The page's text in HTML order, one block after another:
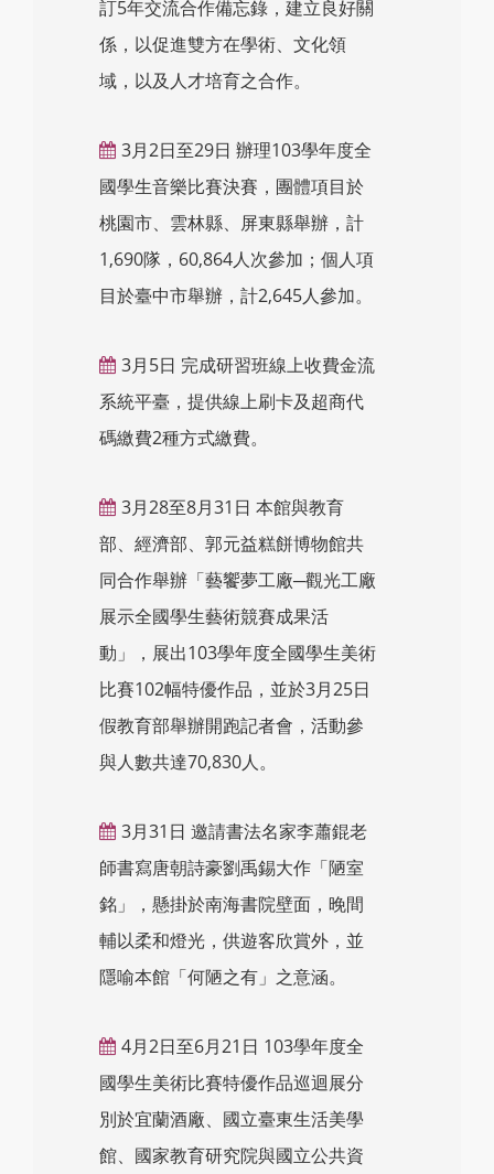
訂5年交流合作備忘錄，建立良好關
係，以促進雙方在學術、文化領
域，以及人才培育之合作。
3月2日至29日 辦理103學年度全
國學生音樂比賽決賽，團體項目於
桃園市、雲林縣、屏東縣舉辦，計
1,690隊，60,864人次參加；個人項
目於臺中市舉辦，計2,645人參加。
3月5日 完成研習班線上收費金流
系統平臺，提供線上刷卡及超商代
碼繳費2種方式繳費。
3月28至8月31日 本館與教育
部、經濟部、郭元益糕餅博物館共
同合作舉辦「藝饗夢工廠─觀光工廠
展示全國學生藝術競賽成果活
動」，展出103學年度全國學生美術
比賽102幅特優作品，並於3月25日
假教育部舉辦開跑記者會，活動參
與人數共達70,830人。
3月31日 邀請書法名家李蕭錕老
師書寫唐朝詩豪劉禹錫大作「陋室
銘」，懸掛於南海書院壁面，晚間
輔以柔和燈光，供遊客欣賞外，並
隱喻本館「何陋之有」之意涵。
4月2日至6月21日 103學年度全
國學生美術比賽特優作品巡迴展分
別於宜蘭酒廠、國立臺東生活美學
館、國家教育研究院與國立公共資